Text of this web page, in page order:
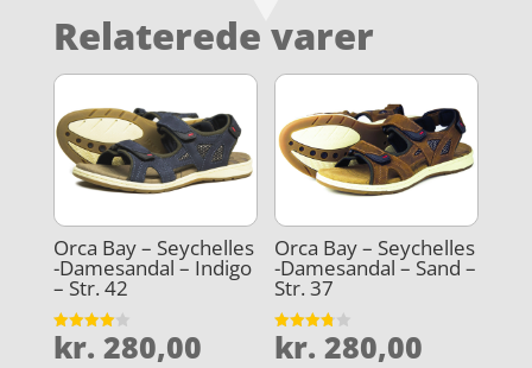
Relaterede varer
Orca Bay – Seychelles
-Damesandal – Indigo
– Str. 42
Vurderet
kr. 280,00
Orca Bay – Seychelles
-Damesandal – Sand –
Str. 37
Vurderet
3.8
kr. 280,00